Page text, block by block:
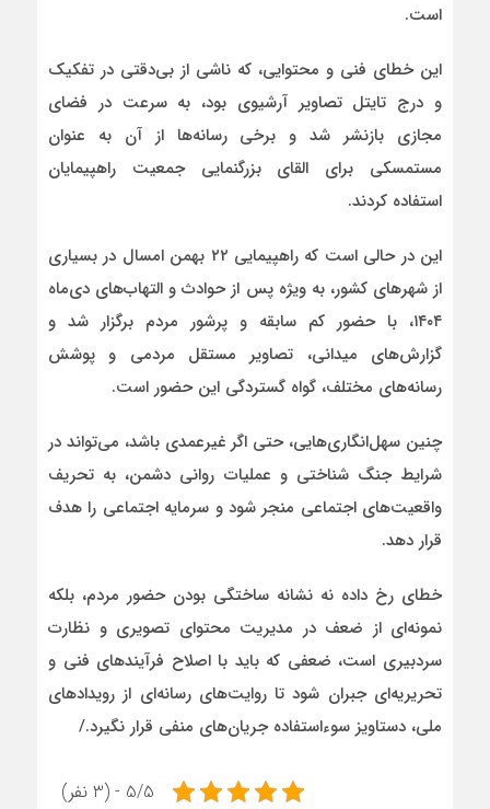
است.
این خطای فنی و محتوایی، که ناشی از بی‌دقتی در تفکیک
و درج تایتل تصاویر آرشیوی بود، به سرعت در فضای
مجازی بازنشر شد و برخی رسانه‌ها از آن به‌ عنوان
مستمسکی برای القای بزرگنمایی جمعیت راهپیمایان
استفاده کردند.
این در حالی است که راهپیمایی ۲۲ بهمن امسال در بسیاری
از شهرهای کشور، به‌ ویژه پس از حوادث و التهاب‌های دی‌ماه
۱۴۰۴، با حضور کم‌ سابقه و پرشور مردم برگزار شد و
گزارش‌های میدانی، تصاویر مستقل مردمی و پوشش
رسانه‌های مختلف، گواه گستردگی این حضور است.
چنین سهل‌انگاری‌هایی، حتی اگر غیرعمدی باشد، می‌تواند در
شرایط جنگ شناختی و عملیات روانی دشمن، به تحریف
واقعیت‌های اجتماعی منجر شود و سرمایه اجتماعی را هدف
قرار دهد.
خطای رخ‌ داده نه نشانه ساختگی بودن حضور مردم، بلکه
نمونه‌ای از ضعف در مدیریت محتوای تصویری و نظارت
سردبیری است، ضعفی که باید با اصلاح فرآیندهای فنی و
تحریریه‌ای جبران شود تا روایت‌های رسانه‌ای از رویدادهای
ملی، دستاویز سوءاستفاده جریان‌های منفی قرار نگیرد./
5/5 - (3 نفر)